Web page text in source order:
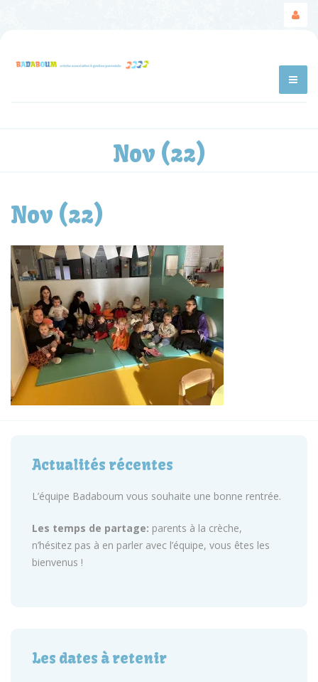
Nov (22)
Nov (22)
Actualités récentes
L’équipe Badaboum vous souhaite une bonne rentrée.
Les temps de partage: parents à la crèche,
n’hésitez pas à en parler avec l’équipe, vous êtes les
bienvenus !
Les dates à retenir